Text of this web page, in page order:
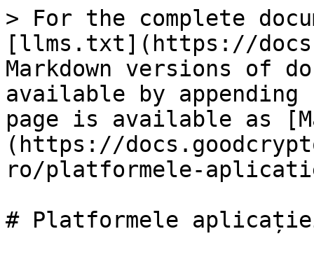
> For the complete
[llms.txt](https://
Markdown versions of
available by
page is available as
(https://
ro/platformele-
# Platformele